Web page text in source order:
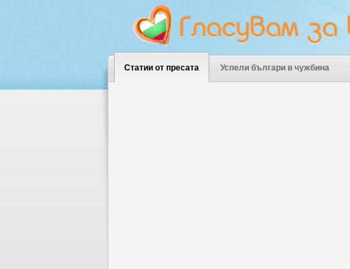
Статии от пресата Успели българи в чужбина